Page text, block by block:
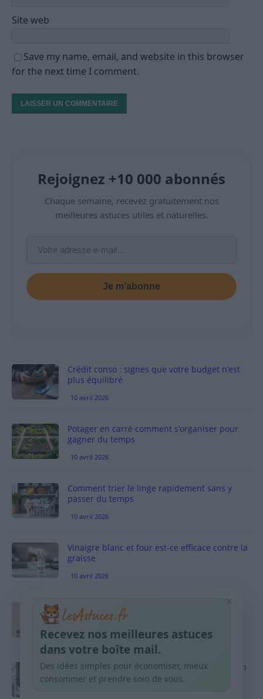
Site web
Save my name, email, and website in this browser
for the next time I comment.
Rejoignez +10 000 abonnés
Chaque semaine, recevez gratuitement nos
meilleures astuces utiles et naturelles.
Je m’abonne
Crédit conso : signes que votre budget n’est
plus équilibré
10 avril 2026
Potager en carré comment s’organiser pour
gagner du temps
10 avril 2026
Comment trier le linge rapidement sans y
passer du temps
10 avril 2026
Vinaigre blanc et four est-ce efficace contre la
graisse
10 avril 2026
Taches pigmentaires : routine simple +
habitudes qui aident
9 avril 2026
Produits ménagers : comment économiser en
courses sans acheter 10 sprays
×
Recevez nos meilleures astuces
dans votre boîte mail.
Des idées simples pour économiser, mieux
consommer et prendre soin de vous.